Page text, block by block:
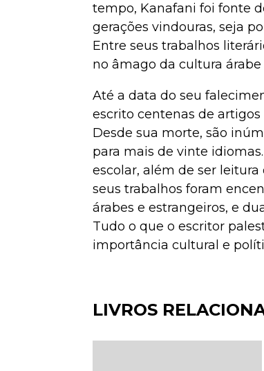
tempo, Kanafani foi fonte
gerações vindouras, seja
Entre seus trabalhos
no âmago da cultura árabe
Até a data do seu
escrito centenas de
Desde sua morte, são
para mais de vinte
escolar, além de ser
seus trabalhos foram
árabes e estrangeiros, e
Tudo o que o escritor
importância cultural e
LIVROS